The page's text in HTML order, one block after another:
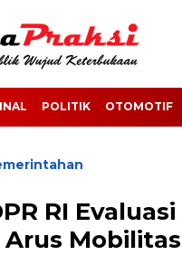
POLITIK OTOMOTIF
RI